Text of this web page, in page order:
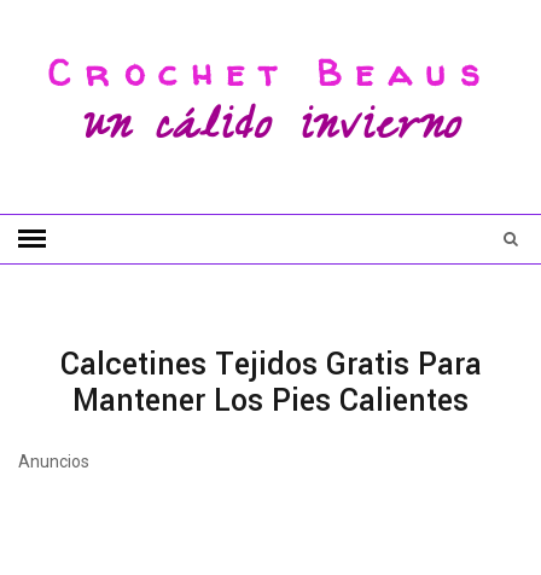
Crochet Beaus
un cálido invierno
Calcetines Tejidos Gratis Para
Mantener Los Pies Calientes
Anuncios